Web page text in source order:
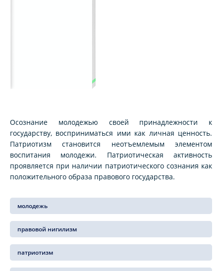
Осознание молодежью своей принадлежности к
государству, восприниматься ими как личная ценность.
Патриотизм становится неотъемлемым элементом
воспитания молодежи. Патриотическая активность
проявляется при наличии патриотического сознания как
положительного образа правового государства.
молодежь
правовой нигилизм
патриотизм